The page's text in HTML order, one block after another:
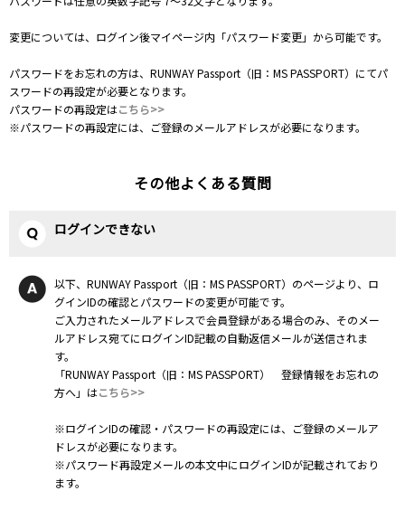
変更については、ログイン後マイページ内「パスワード変更」から可能です。
パスワードをお忘れの方は、RUNWAY Passport（旧：MS PASSPORT）にてパ
スワードの再設定が必要となります。
パスワードの再設定はこちら>>
※パスワードの再設定には、ご登録のメールアドレスが必要になります。
その他よくある質問
ログインできない
以下、RUNWAY Passport（旧：MS PASSPORT）のページより、ロ
グインIDの確認とパスワードの変更が可能です。
ご入力されたメールアドレスで会員登録がある場合のみ、そのメー
ルアドレス宛てにログインID記載の自動返信メールが送信されま
す。
「RUNWAY Passport（旧：MS PASSPORT） 登録情報をお忘れの
方へ」はこちら>>
※ログインIDの確認・パスワードの再設定には、ご登録のメールア
ドレスが必要になります。
※パスワード再設定メールの本文中にログインIDが記載されており
ます。